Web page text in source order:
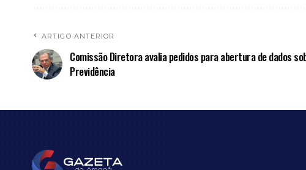
ARTIGO ANTERIOR
Comissão Diretora avalia pedidos para abertura de dados
Previdência